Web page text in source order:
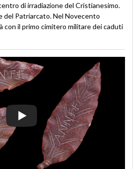
di irradiazione del Cristianesimo.
del Patriarcato. Nel Novecento
con il primo cimitero militare dei caduti